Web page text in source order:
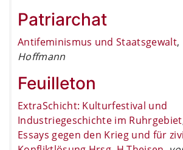
Patriarchat
Antifeminismus und Staatsgewalt,
Hoffmann
Feuilleton
ExtraSchicht: Kulturfestival und
Industriegeschichte im Ruhrgebiet
Essays gegen den Krieg und für